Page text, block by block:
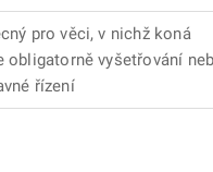
pro věci, v nichž koná
obligatorně vyšetřování
řízení